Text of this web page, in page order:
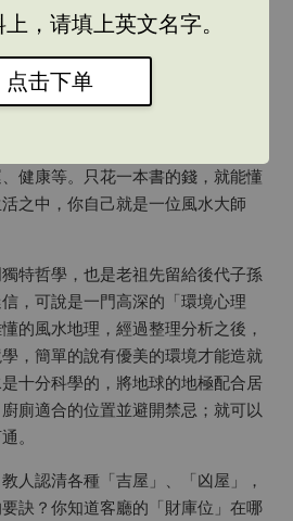
，请填上英文名字。
点击下单
理風水
大師將其二十年的堪輿經驗，寫成
動活撥的圖片解說，讓讀者輕易了
，以淺顯易懂的文字，敘述陽宅風
厄運，擁有健康的身體，教你創造
健康等。只花一本書的錢，就能懂
之中，你自己就是一位風水大師
特哲學，也是老祖先留給後代子孫
，可說是一門高深的「環境心理
的風水地理，經過整理分析之後，
，簡單的說有優美的環境才能造就
十分科學的，將地球的地極配合居
廁適合的位置並避開禁忌；就可以
。
人認清各種「吉屋」、「凶屋」，
訣？你知道客廳的「財庫位」在哪